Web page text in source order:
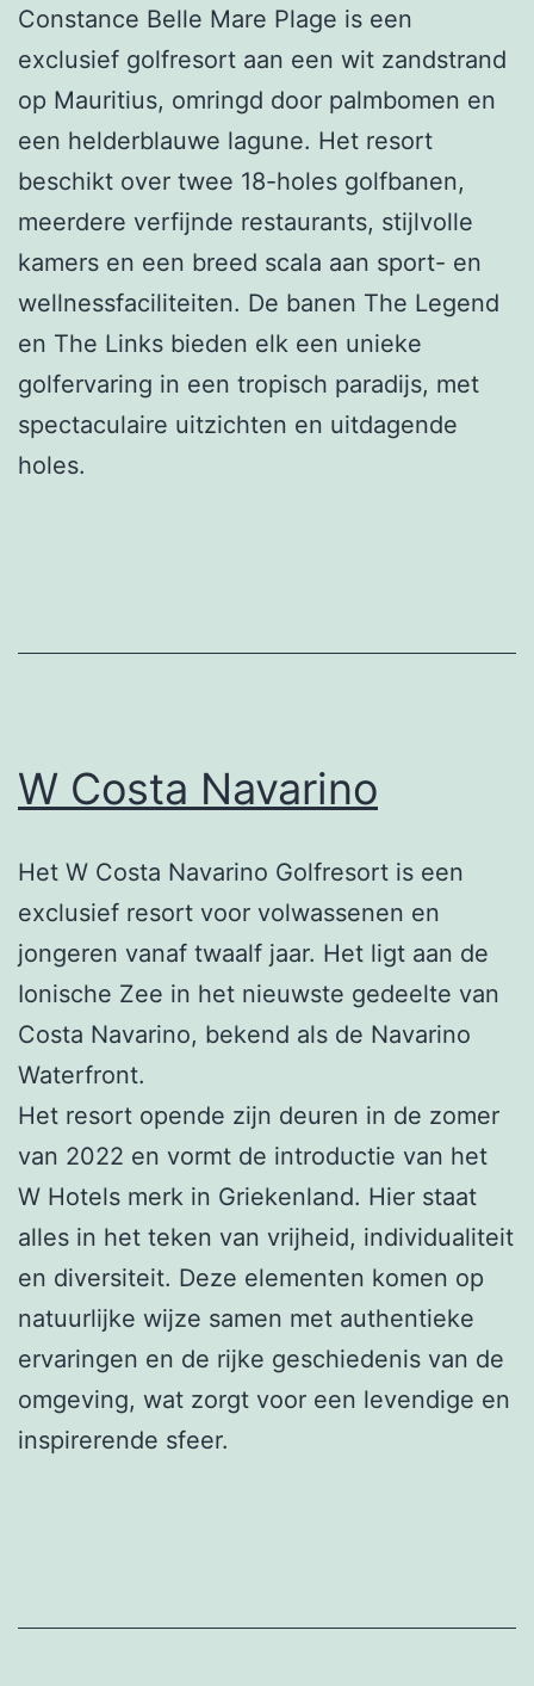
Constance Belle Mare Plage is een
exclusief golfresort aan een wit zandstrand
op Mauritius, omringd door palmbomen en
een helderblauwe lagune. Het resort
beschikt over twee 18-holes golfbanen,
meerdere verfijnde restaurants, stijlvolle
kamers en een breed scala aan sport- en
wellnessfaciliteiten. De banen The Legend
en The Links bieden elk een unieke
golfervaring in een tropisch paradijs, met
spectaculaire uitzichten en uitdagende
holes.
W Costa Navarino
Het W Costa Navarino Golfresort is een
exclusief resort voor volwassenen en
jongeren vanaf twaalf jaar. Het ligt aan de
Ionische Zee in het nieuwste gedeelte van
Costa Navarino, bekend als de Navarino
Waterfront.
Het resort opende zijn deuren in de zomer
van 2022 en vormt de introductie van het
W Hotels merk in Griekenland. Hier staat
alles in het teken van vrijheid, individualiteit
en diversiteit. Deze elementen komen op
natuurlijke wijze samen met authentieke
ervaringen en de rijke geschiedenis van de
omgeving, wat zorgt voor een levendige en
inspirerende sfeer.